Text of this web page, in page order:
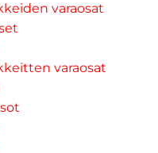
varaosat
varaosat